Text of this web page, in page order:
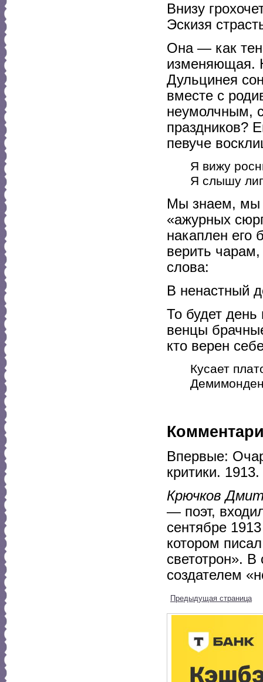
Внизу
Эскизя
Она — как
изменяющая.
Дульцинея
вместе с
неумолчным,
праздников?
певуче
Я вижу
Я слышу
Мы знаем, мы
«ажурных
накаплен его
верить
слова:
В ненастный
То будет
венцы
кто верен
Кусает
Впервые:
критики.
Крючков
— поэт,
сентябре
котором
светотрон». В
создателем
Предыдущая страница